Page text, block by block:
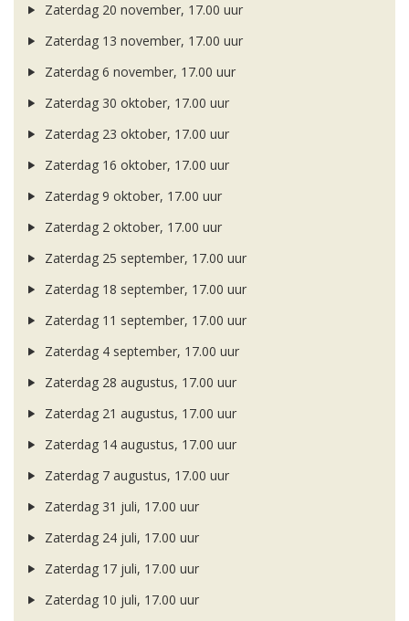
Zaterdag 20 november, 17.00 uur
Zaterdag 13 november, 17.00 uur
Zaterdag 6 november, 17.00 uur
Zaterdag 30 oktober, 17.00 uur
Zaterdag 23 oktober, 17.00 uur
Zaterdag 16 oktober, 17.00 uur
Zaterdag 9 oktober, 17.00 uur
Zaterdag 2 oktober, 17.00 uur
Zaterdag 25 september, 17.00 uur
Zaterdag 18 september, 17.00 uur
Zaterdag 11 september, 17.00 uur
Zaterdag 4 september, 17.00 uur
Zaterdag 28 augustus, 17.00 uur
Zaterdag 21 augustus, 17.00 uur
Zaterdag 14 augustus, 17.00 uur
Zaterdag 7 augustus, 17.00 uur
Zaterdag 31 juli, 17.00 uur
Zaterdag 24 juli, 17.00 uur
Zaterdag 17 juli, 17.00 uur
Zaterdag 10 juli, 17.00 uur